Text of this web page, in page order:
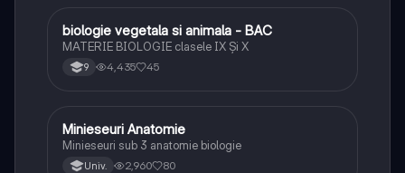
Biologie
biologie vegetala si animala - BAC
MATERIE BIOLOGIE clasele IX Şi X
9 4,435 45
Biologie
Minieseuri Anatomie
Minieseuri sub 3 anatomie biologie
Univ. 2,960 80